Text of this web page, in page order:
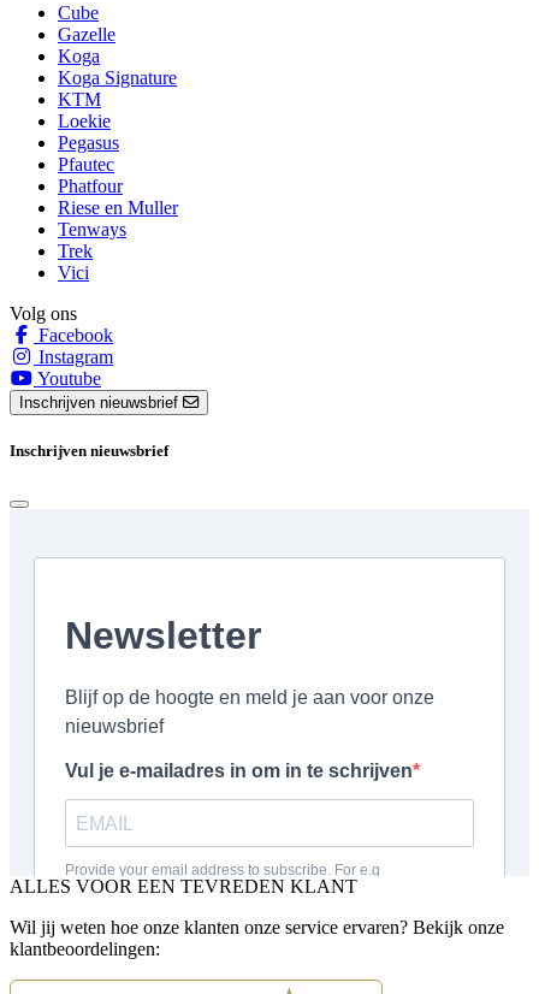
Cube
Gazelle
Koga
Koga Signature
KTM
Loekie
Pegasus
Pfautec
Phatfour
Riese en Muller
Tenways
Trek
Vici
Volg ons
Facebook
Instagram
Youtube
Inschrijven nieuwsbrief
Inschrijven nieuwsbrief
ALLES VOOR EEN TEVREDEN KLANT
Wil jij weten hoe onze klanten onze service ervaren? Bekijk onze
klantbeoordelingen: